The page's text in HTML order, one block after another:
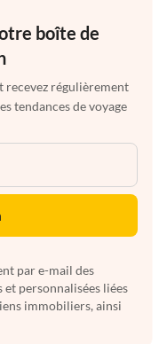
boîte de
recevez régulièrement
tendances de voyage
par e-mail des
personnalisées liées
immobiliers, ainsi